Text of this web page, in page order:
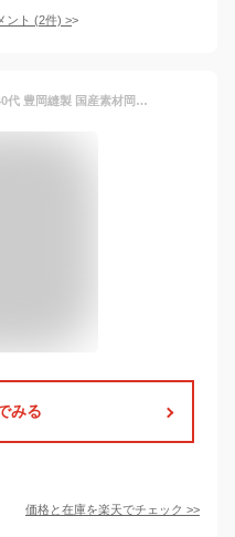
ント (2件) >
ビジネスバッグ メンズ 日本製 40代 豊岡縫製 国産素材岡山デニム使用 2WAY ダブル収納 三方ファスナー おしゃれ 通勤 13.3型 A4
みる
価格と在庫を楽天でチェック >>